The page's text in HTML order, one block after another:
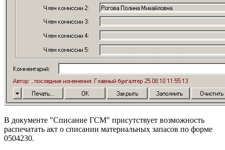
В документе "Списание ГСМ" присутствует возможность
распечатать акт о списании материальных запасов по форме
0504230.